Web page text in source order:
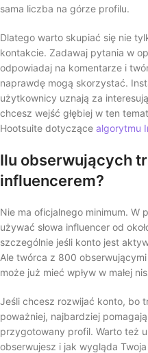
sama liczba na górze profilu.
Dlatego warto skupiać się nie
kontakcie. Zadawaj pytania w
odpowiadaj na komentarze i
naprawdę mogą skorzystać.
użytkownicy uznają za
chcesz wejść głębiej w ten
Hootsuite dotyczące algorytmu
Ilu obserwujących
influencerem?
Nie ma oficjalnego minimum. W
używać słowa influencer od
szczególnie jeśli konto jest
Ale twórca z 800
może już mieć wpływ w małej
Jeśli chcesz rozwijać konto, bo
poważniej, najbardziej
przygotowany profil. Warto też
obserwujesz i jak wygląda